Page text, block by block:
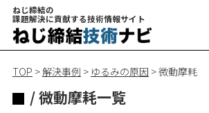
ねじ締結の
課題解決に貢献する技術情報サイト
TOP >解決事例 > ゆるみの原因 >微動摩耗
/ 微動摩耗一覧